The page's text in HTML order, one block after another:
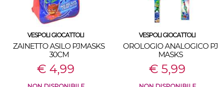
VESPOLI GIOCATTOLI
ZAINETTO ASILO PJMASKS
30CM
€ 4,99
VESPOLI GIOCATTOLI
OROLOGIO ANALOGICO PJ
MASKS
€ 5,99